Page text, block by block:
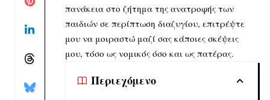
πανάκεια στο ζήτημα της ανατροφής των
παιδιών σε περίπτωση διαζυγίου, επιτρέψτε
μου να μοιραστώ μαζί σας κάποιες σκέψεις
μου, τόσο ως νομικός όσο και ως πατέρας.
Περιεχόμενο